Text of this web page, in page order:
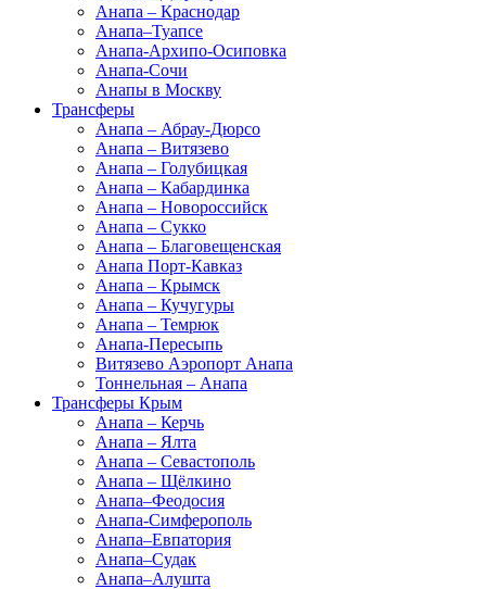
Анапа – Краснодар
Анапа–Туапсе
Анапа-Архипо-Осиповка
Анапа-Сочи
Анапы в Москву
Трансферы
Анапа – Абрау-Дюрсо
Анапа – Витязево
Анапа – Голубицкая
Анапа – Кабардинка
Анапа – Новороссийск
Анапа – Сукко
Анапа – Благовещенская
Анапа Порт-Кавказ
Анапа – Крымск
Анапа – Кучугуры
Анапа – Темрюк
Анапа-Пересыпь
Витязево Аэропорт Анапа
Тоннельная – Анапа
Трансферы Крым
Анапа – Керчь
Анапа – Ялта
Анапа – Севастополь
Анапа – Щёлкино
Анапа–Феодосия
Анапа-Симферополь
Анапа–Евпатория
Анапа–Судак
Анапа–Алушта